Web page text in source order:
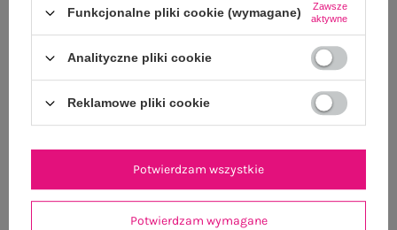
ZWROTY I REKLAMACJE
OSTATNIO OGLĄDANE
Zobacz wszystko
Funkcjonalne pliki cookie (wymagane)
Zawsze
aktywne
Analityczne pliki cookie
Reklamowe pliki cookie
Potwierdzam wymagane
Potwierdzam wszystkie